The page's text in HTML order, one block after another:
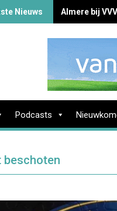
Nieuws Almere bij
Podcasts
beschoten